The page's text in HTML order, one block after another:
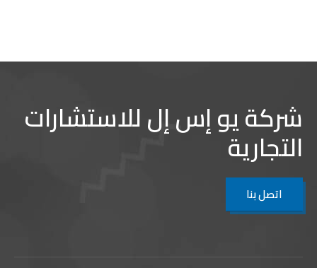
شركة يو إس إل للاستشارات
التجارية
اتصل بنا